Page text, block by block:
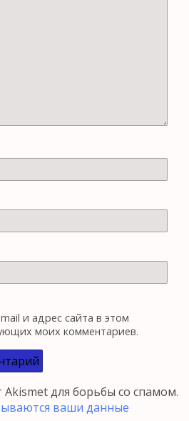
и адрес сайта в этом
моих комментариев.
Akismet для борьбы со спамом.
ваши данные